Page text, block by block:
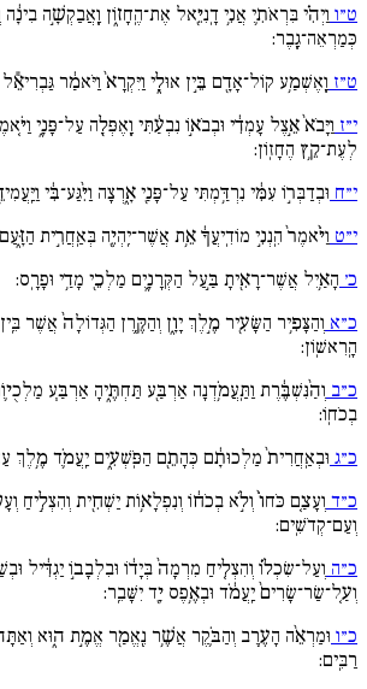
ט״ו וַיְהִ֗י בִּרְאֹתִ֛י אֲנִ֥י דָֽנִיֵּ֖אל אֶת־הֶֽחָז֑וֹן וָֽאֲבַקְשָׁ֣ה
כְּמַרְאֵה־גָֽבֶר:
ט״ז וָֽאֶשְׁמַ֥ע קֽוֹל־אָדָ֖ם בֵּ֣ין אוּלָ֑י וַיִּקְרָא֙ וַיֹּאמַ֔ר
י״ז וַיָּבֹא֙ אֵ֣צֶל עָמְדִ֔י וּבְבֹא֣וֹ נִבְעַ֔תִּי וָֽאֶפְּלָ֖ה עַל־פָּנָ֑י
לְעֶת־קֵ֥ץ הֶחָזֽוֹן:
י״ח וּבְדַבְּר֣וֹ עִמִּ֔י נִרְדַּ֥מְתִּי עַל־פָּנַ֖י אָ֑רְצָה וַיִּ֨גַּע־בִּ֔י
י״ט וַיֹּ֙אמֶר֙ הִֽנְנִ֣י מוֹדִֽיעֲךָ֔ אֵ֥ת אֲשֶׁר־יִֽהְיֶ֖ה בְּאַֽחֲרִ֣ית
כ׳ הָאַ֥יִל אֲשֶׁר־רָאִ֖יתָ בַּ֣עַל הַקְּרָנָ֑יִם מַלְכֵ֖י מָדַ֥י וּפָרָֽס:
כ״א וְהַצָּפִ֥יר הַשָּׂעִ֖יר מֶ֣לֶךְ יָוָ֑ן וְהַקֶּ֚רֶן הַגְּדוֹלָה֙ אֲשֶׁר
הָֽרִאשֽׁוֹן:
כ״ב וְהַ֨נִּשְׁבֶּ֔רֶת וַתַּֽעֲמֹ֥דְנָה אַרְבַּ֖ע תַּחְתֶּ֑יהָ אַרְבַּ֧ע
בְכֹחֽוֹ:
כ״ג וּבְאַֽחֲרִית֙ מַלְכוּתָ֔ם כְּהָתֵ֖ם הַפֹּֽשְׁעִ֑ים יַֽעֲמֹ֛ד מֶ֥לֶךְ
כ״ד וְעָצַ֚ם כֹּחוֹ֙ וְלֹ֣א בְכֹח֔וֹ וְנִפְלָא֥וֹת יַשְׁחִ֖ית וְהִצְלִ֣יחַ
וְעַם־קְדֹשִֽׁים:
כ״ה וְעַל־שִׂכְל֗וֹ וְהִצְלִ֚יחַ מִרְמָה֙ בְּיָד֔וֹ וּבִלְבָב֣וֹ יַגְדִּ֔יל
וְעַ֚ל־שַׂר־שָׂרִים֙ יַֽעֲמֹ֔ד וּבְאֶ֥פֶס יָ֖ד יִשָּׁבֵֽר:
כ״ו וּמַרְאֵ֨ה הָעֶ֧רֶב וְהַבֹּ֛קֶר אֲשֶׁ֥ר נֶֽאֱמַ֖ר אֱמֶ֣ת ה֑וּא
רַבִּֽים: